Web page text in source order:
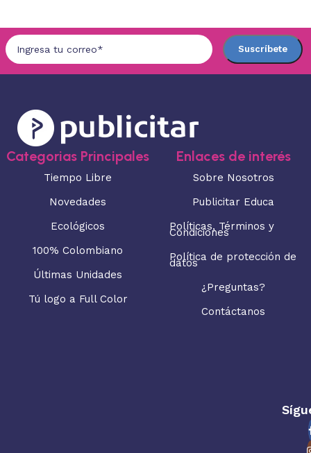
Categorias Principales
Tiempo Libre
Novedades
Ecológicos
100% Colombiano
Últimas Unidades
Tú logo a Full Color
Enlaces de interés
Sobre Nosotros
Publicitar Educa
Políticas, Términos y
Condiciones
Política de protección de
datos
¿Preguntas?
Contáctanos